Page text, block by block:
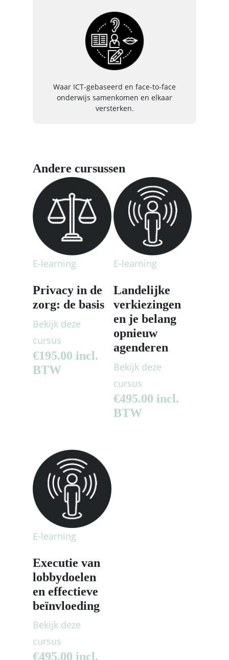
Waar ICT-gebaseerd en face-to-face
onderwijs samenkomen en elkaar
versterken.
Andere cursussen
E-learning
Privacy in de
zorg: de basis
Bekijk deze
cursus
€195.00 incl.
BTW
E-learning
Landelijke
verkiezingen
en je belang
opnieuw
agenderen
Bekijk deze
cursus
€495.00 incl.
BTW
E-learning
Executie van
lobbydoelen
en effectieve
beïnvloeding
Bekijk deze
cursus
€495.00 incl.